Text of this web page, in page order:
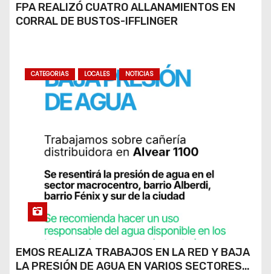
FPA REALIZÓ CUATRO ALLANAMIENTOS EN
CORRAL DE BUSTOS-IFFLINGER
CATEGORIAS LOCALES NOTICIAS
EMOS REALIZA TRABAJOS EN LA RED Y BAJA
LA PRESIÓN DE AGUA EN VARIOS SECTORES